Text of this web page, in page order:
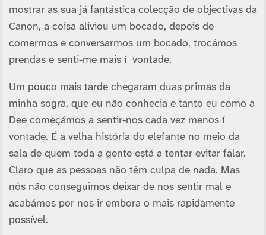
mostrar as sua já fantástica colecção de objectivas da
Canon, a coisa aliviou um bocado, depois de
comermos e conversarmos um bocado, trocámos
prendas e senti-me mais í vontade.
Um pouco mais tarde chegaram duas primas da
minha sogra, que eu não conhecia e tanto eu como a
Dee começámos a sentir-nos cada vez menos í
vontade. É a velha história do elefante no meio da
sala de quem toda a gente está a tentar evitar falar.
Claro que as pessoas não têm culpa de nada. Mas
nós não conseguimos deixar de nos sentir mal e
acabámos por nos ir embora o mais rapidamente
possí­vel.